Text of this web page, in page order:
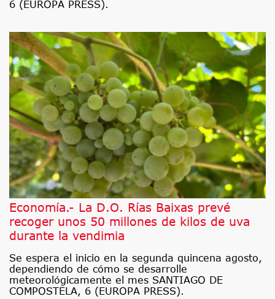
6 (EUROPA PRESS).
Economía.- La D.O. Rías Baixas prevé
recoger unos 50 millones de kilos de uva
durante la vendimia
Se espera el inicio en la segunda quincena agosto,
dependiendo de cómo se desarrolle
meteorológicamente el mes SANTIAGO DE
COMPOSTELA, 6 (EUROPA PRESS).